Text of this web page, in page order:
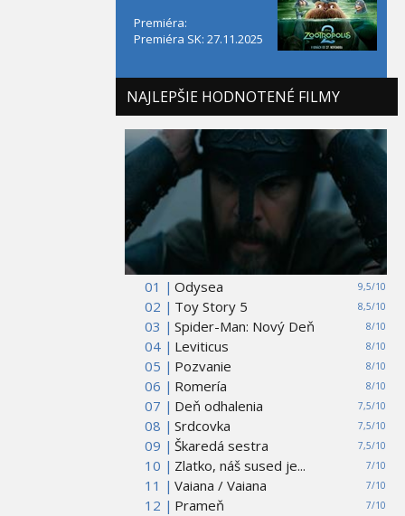
Premiéra:
Premiéra SK: 27.11.2025
NAJLEPŠIE HODNOTENÉ FILMY
01 | 9,5/10
Odysea
02 |
8,5/10
Toy Story 5
03 |
8/10
Spider-Man: Nový Deň
04 |
8/10
Leviticus
05 |
8/10
Pozvanie
06 |
8/10
Romería
07 |
7,5/10
Deň odhalenia
08 |
7,5/10
Srdcovka
09 |
7,5/10
Škaredá sestra
10 |
7/10
Zlatko, náš sused je...
11 |
7/10
Vaiana / Vaiana
12 |
7/10
Prameň